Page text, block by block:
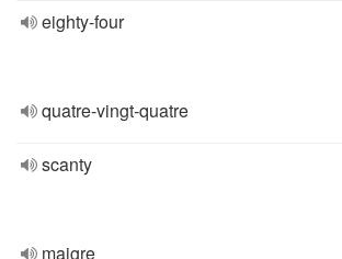
eighty-four
quatre-vingt-quatre
scanty
maigre